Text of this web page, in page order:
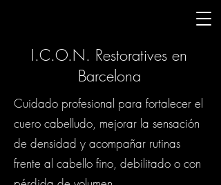
I.C.O.N. Restoratives en
Barcelona
Cuidado profesional para fortalecer el
cuero cabelludo, mejorar la sensación
de densidad y acompañar rutinas
frente al cabello fino, debilitado o con